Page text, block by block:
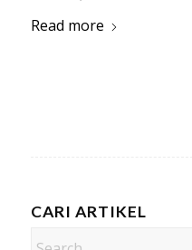
Read more
CARI ARTIKEL